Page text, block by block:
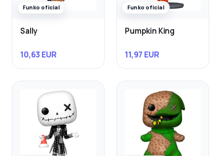
Funko oficial
Sally
10,63 EUR
Funko oficial
Pumpkin King
11,97 EUR